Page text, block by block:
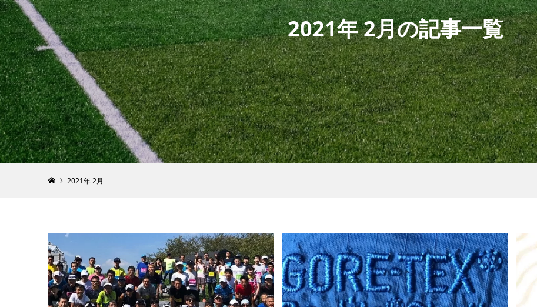
カーボンシューズ初体験！
YONEX『CARBON
CRUISE』試し履きレポー...
2023.09.30
［NEWS］1月のイベント情
報
2022.01.05
［NEWS］湘南ゴールドエナ
ジー販売7周年！黄金体験情
報！
2023.04.25
［NEWS］中村優さんと富士
吉田のまちをHike&Runのワ
ーケーションイベント
2021.04.14
皆さんの声で行き先が決まる
登山イベント「第2回 リクエ
スト登山」
12月26日(日)［CROSS×忘年
会］で1年の締めくくり！
2021年 2月の記事一覧
2021年 2月